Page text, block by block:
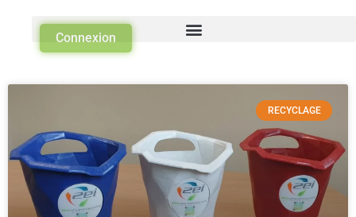
Connexion
RECYCLAGE